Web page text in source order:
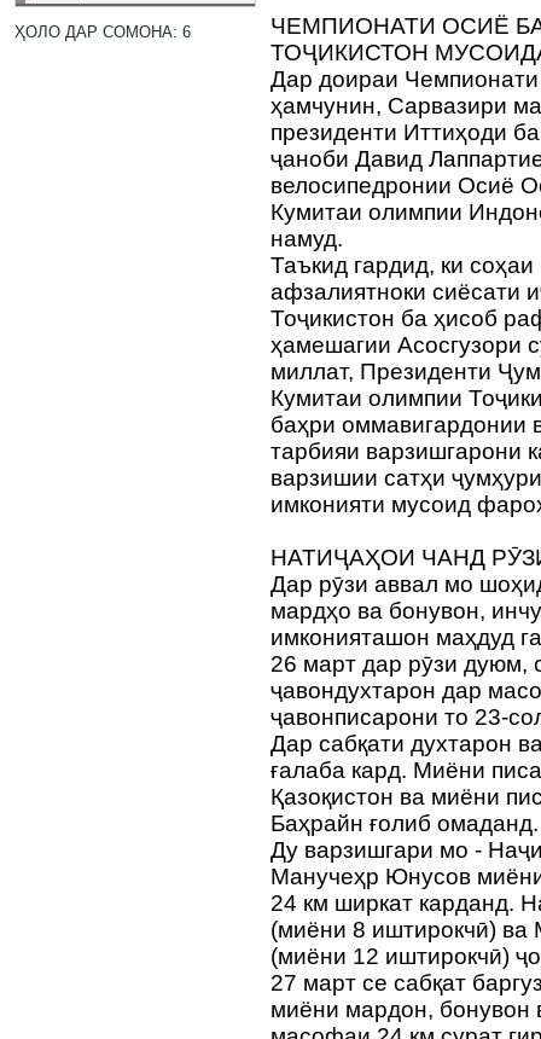
ҲОЛО ДАР СОМОНА: 6
ЧЕМПИОНАТИ ОСИЁ
ТОҶИКИСТОН
Дар доираи
ҳамчунин, Сарвазири
президенти Иттиҳоди
ҷаноби Давид
велосипедронии Осиё
Кумитаи олимпии
намуд.
Таъкид гардид, ки
афзалиятноки сиёсати
Тоҷикистон ба ҳисоб
ҳамешагии Асосгузори
миллат, Президенти
Кумитаи олимпии
баҳри оммавигардонии
тарбияи варзишгарони
варзишии сатҳи
имконияти мусоид
НАТИҶАҲОИ ЧАНД
Дар рӯзи аввал мо
мардҳо ва бонувон,
имконияташон маҳдуд
26 март дар рӯзи дуюм,
ҷавондухтарон дар
ҷавонписарони то 23-
Дар сабқати духтарон
ғалаба кард. Миёни
Қазоқистон ва миёни
Баҳрайн ғолиб омаданд.
Ду варзишгари мо -
Манучеҳр Юнусов
24 км ширкат карданд.
(миёни 8 иштирокчӣ) ва
(миёни 12 иштирокчӣ)
27 март се сабқат
миёни мардон, бонувон